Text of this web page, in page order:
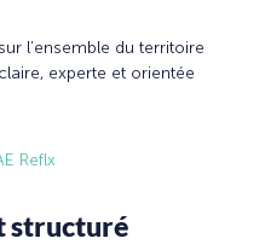
l’ensemble du territoire
experte et orientée
Reflx
structuré